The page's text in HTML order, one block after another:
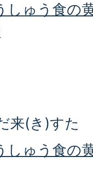
しゅう食の
来(き)すた
しゅう食の